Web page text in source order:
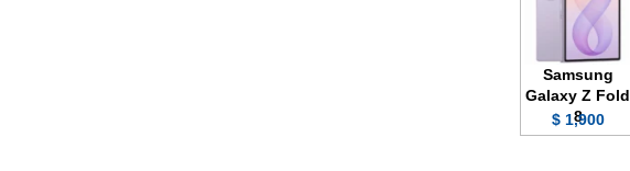
Samsung
Galaxy Z Fold
8
1,900 $